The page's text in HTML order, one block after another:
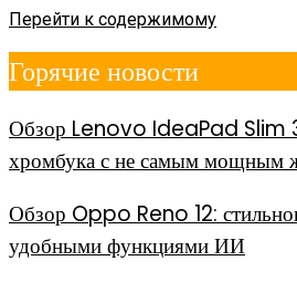
Перейти к содержимому
Горячие новости
Обзор Lenovo IdeaPad Slim
хромбука с не самым мощным
Обзор Oppo Reno 12:
удобными функциями ИИ